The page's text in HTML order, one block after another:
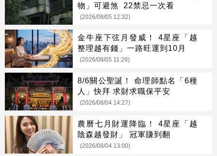
物」可避煞 22禁忌一次看
(2026/08/05 12:32)
金牛座下弦月發威！ 4星座「越
整理越有錢」一路旺運到10月
(2026/08/05 11:26)
8/6關公聖誕！ 命理師點名「6種
人」快拜 求財求職保平安
(2026/08/04 14:27)
農曆七月財運降臨！ 4星座「越
陰森越發財」 冠軍賺到翻
(2026/08/04 13:00)